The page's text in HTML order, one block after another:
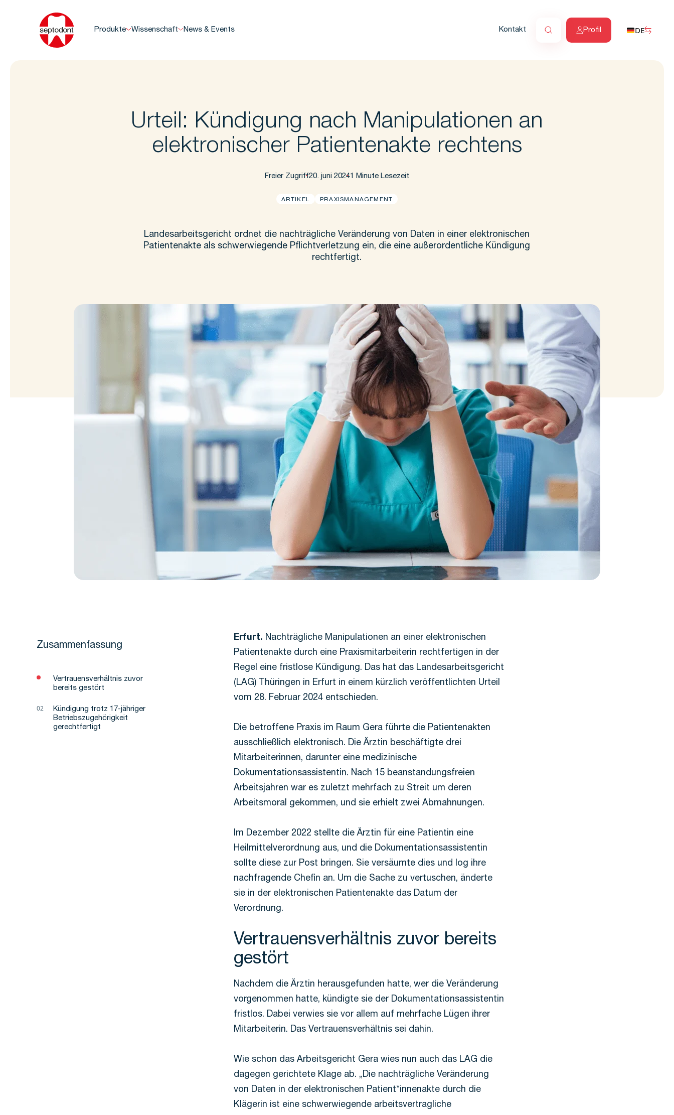
Produkte Wissenschaft News & Events Kontakt Profil DE
Urteil: Kündigung nach Manipulationen an
elektronischer Patientenakte rechtens
Freier Zugriff20. juni 20241 Minute Lesezeit
ARTIKEL PRAXISMANAGEMENT
Landesarbeitsgericht ordnet die nachträgliche Veränderung von Daten in einer elektronischen
Patientenakte als schwerwiegende Pflichtverletzung ein, die eine außerordentliche Kündigung
rechtfertigt.
Zusammenfassung
Vertrauensverhältnis zuvor
bereits gestört
Kündigung trotz 17-jähriger
Betriebszugehörigkeit
gerechtfertigt
Erfurt. Nachträgliche Manipulationen an einer elektronischen
Patientenakte durch eine Praxismitarbeiterin rechtfertigen in der
Regel eine fristlose Kündigung. Das hat das Landesarbeitsgericht
(LAG) Thüringen in Erfurt in einem kürzlich veröffentlichten Urteil
vom 28. Februar 2024 entschieden.
Die betroffene Praxis im Raum Gera führte die Patientenakten
ausschließlich elektronisch. Die Ärztin beschäftigte drei
Mitarbeiterinnen, darunter eine medizinische
Dokumentationsassistentin. Nach 15 beanstandungsfreien
Arbeitsjahren war es zuletzt mehrfach zu Streit um deren
Arbeitsmoral gekommen, und sie erhielt zwei Abmahnungen.
Im Dezember 2022 stellte die Ärztin für eine Patientin eine
Heilmittelverordnung aus, und die Dokumentationsassistentin
sollte diese zur Post bringen. Sie versäumte dies und log ihre
nachfragende Chefin an. Um die Sache zu vertuschen, änderte
sie in der elektronischen Patientenakte das Datum der
Verordnung.
Vertrauensverhältnis zuvor bereits
gestört
Nachdem die Ärztin herausgefunden hatte, wer die Veränderung
vorgenommen hatte, kündigte sie der Dokumentationsassistentin
fristlos. Dabei verwies sie vor allem auf mehrfache Lügen ihrer
Mitarbeiterin. Das Vertrauensverhältnis sei dahin.
Wie schon das Arbeitsgericht Gera wies nun auch das LAG die
dagegen gerichtete Klage ab. „Die nachträgliche Veränderung
von Daten in der elektronischen Patient*innenakte durch die
Klägerin ist eine schwerwiegende arbeitsvertragliche